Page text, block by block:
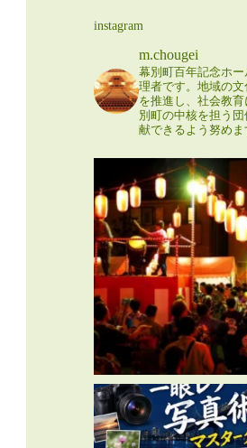
instagram
m.chougei
幕別町百年記念ホ
理者です。地域の
を推進し、社会教
別町の中核を担う
献できるよう努めま